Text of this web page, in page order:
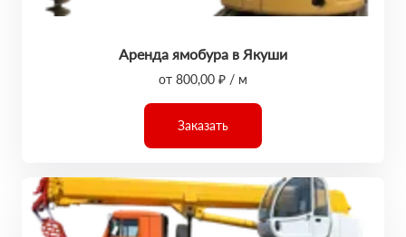
Аренда ямобура в Якуши
от 800,00 ₽ / м
Заказать